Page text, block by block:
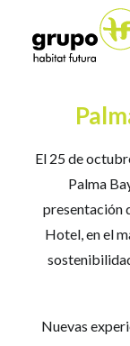
Re Think
Conócenos
Noticias
El 25 de
Palma
presentación
Hotel, en el
Nuevas